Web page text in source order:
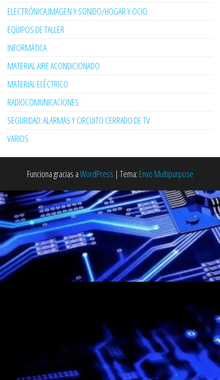
ELECTRÓNICA:IMAGEN Y SONIDO/HOGAR Y OCIO
EQUIPOS DE TALLER
INFORMÁTICA
MATERIAL AIRE ACONDICIONADO
MATERIAL ELÉCTRICO
RADIOCOMUNICACIONES
SEGURIDAD: ALARMAS Y CIRCUITO CERRADO DE TV
VARIOS
Funciona gracias aWordPress | Tema: Envo Multipurpose